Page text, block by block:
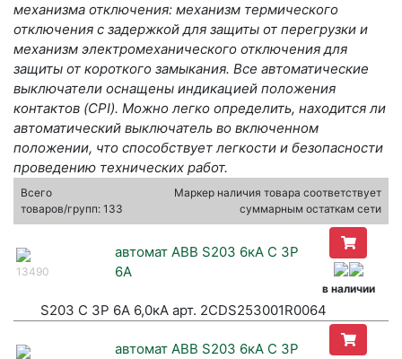
механизма отключения: механизм термического
отключения с задержкой для защиты от перегрузки и
механизм электромеханического отключения для
защиты от короткого замыкания. Все автоматические
выключатели оснащены индикацией положения
контактов (CPI). Можно легко определить, находится ли
автоматический выключатель во включенном
положении, что способствует легкости и безопасности
проведению технических работ.
Всего
товаров/групп: 133
Маркер наличия товара соответствует
суммарным остаткам сети
13490
автомат ABB S203 6кА C 3P
6A
в наличии
S203 C 3P 6A 6,0кА арт. 2CDS253001R0064
автомат ABB S203 6кА C 3P